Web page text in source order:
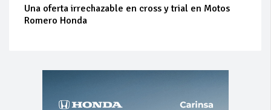
Una oferta irrechazable en cross y trial en Motos
Romero Honda